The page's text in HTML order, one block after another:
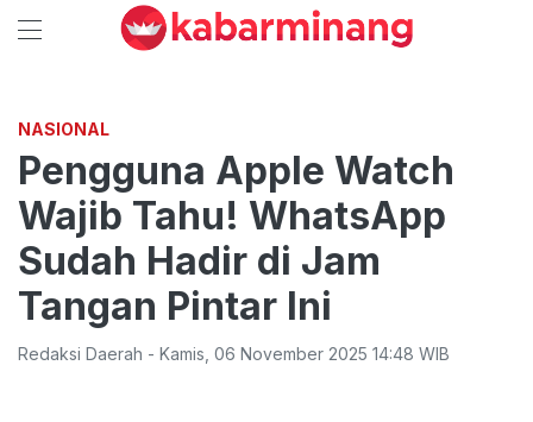
NASIONAL
Pengguna Apple Watch
Wajib Tahu! WhatsApp
Sudah Hadir di Jam
Tangan Pintar Ini
Redaksi Daerah - Kamis 06 November 2025 14:48 WIB